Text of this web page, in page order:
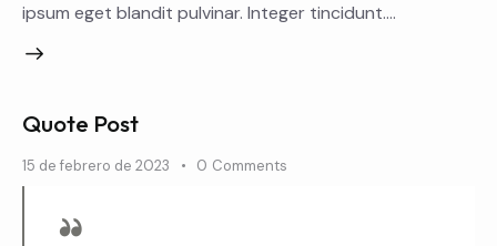
ipsum eget blandit pulvinar. Integer tincidunt.…
Quote Post
15 de febrero de 2023 0 Comments